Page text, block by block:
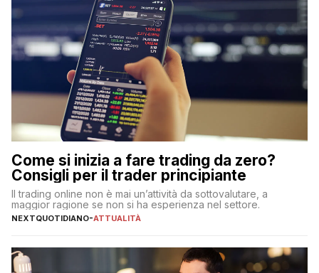
Come si inizia a fare trading da zero?
Consigli per il trader principiante
Il trading online non è mai un’attività da sottovalutare, a
maggior ragione se non si ha esperienza nel settore.
NEXTQUOTIDIANO-ATTUALITÀ